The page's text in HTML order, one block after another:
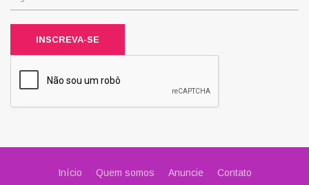
INSCREVA-SE
Início Quem somos Anuncie Contato